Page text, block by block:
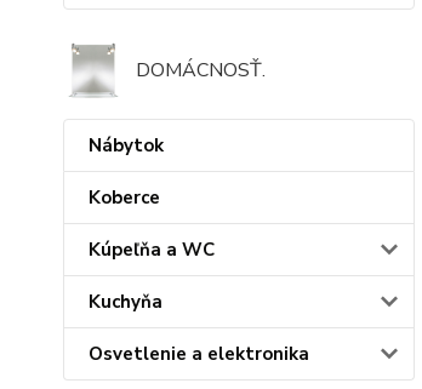
DOMÁCNOSŤ.
Nábytok
Koberce
Kúpeľňa a WC
Kuchyňa
Osvetlenie a elektronika